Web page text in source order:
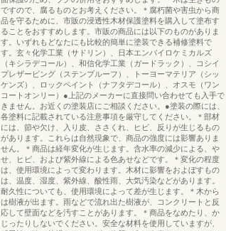
ですので、腐るものとお考えください。＊腐朽菌や害虫から商
品を守るために、市販の浸透性木材保護塗料を購入して塗布す
ることをおすすめします。市販の商品には以下のものがありま
す。いずれもどなたにも比較的簡単に塗装できる補修塗料で
す。玄々化学工業（サドリン）、日本エンバイロケミカルズ
（キシラデコール）、和信化学工業（ガードラック）、コシイ
プレザービング（ステンプルーフ）、トーヨーマテリア（シッ
ケンズ）、ロックペイント（ナフタデコール）、オスモ（ワン
コートオンリー）●上記のメーカーに直接問い合わせても入手で
きません。お近くの塗装店にご相談ください。●塗装の際には、
各塗料に記載されている注意事項を厳守してください。＊部材
には、節や欠け、入り皮、ささくれ、ヒビ、反りが生じるもの
があります。これらは自然現象で、商品の強度には影響ありま
せん。＊商品は経年変化が生じます。含水率の減少による、や
せ、ヒビ、および紫外線による色あせなどです。＊変化の程度
は、使用環境によって変わります。木材に影響をおよぼすもの
は、温度、湿度、紫外線、酸性雨、大気汚染などがあります。
耐久性についても、使用環境によって差が生じます。＊木から
は樹液が出ます。雨などで流れ出た樹液が、コンクリートと反
応して壁面などを汚すことがあります。＊商品をなめたり、か
じったりしないでください。安全な材料を使用していますが、